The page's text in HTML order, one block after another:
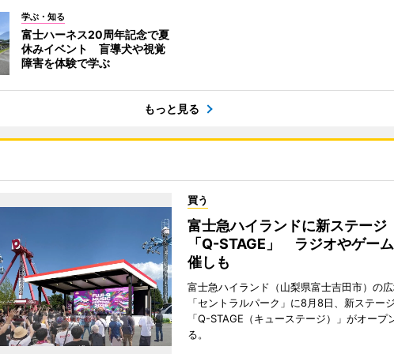
学ぶ・知る
富士ハーネス20周年記念で夏
休みイベント 盲導犬や視覚
障害を体験で学ぶ
もっと見る
買う
富士急ハイランドに新ステージ
「Q-STAGE」 ラジオやゲー
催しも
富士急ハイランド（山梨県富士吉田市）の
「セントラルパーク」に8月8日、新ステージ
「Q-STAGE（キューステージ）」がオープ
る。